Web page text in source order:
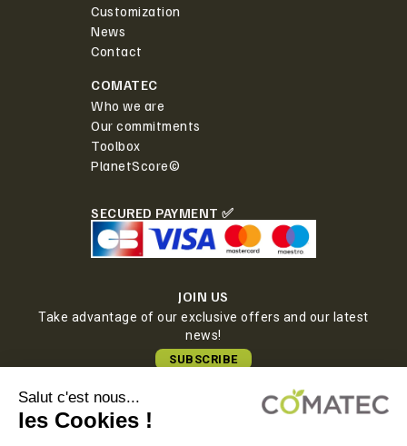
Customization
News
Contact
COMATEC
Who we are
Our commitments
Toolbox
PlanetScore©
SECURED PAYMENT ✅
JOIN US
Take advantage of our exclusive offers and our latest
news!
SUBSCRIBE